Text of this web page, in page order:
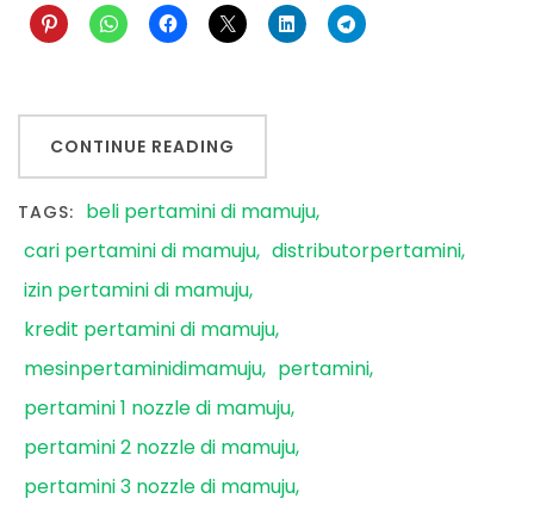
CONTINUE READING
TAGS: beli pertamini di mamuju
cari pertamini di mamuju distributorpertamini
izin pertamini di mamuju
kredit pertamini di mamuju
mesinpertaminidimamuju
pertamini
pertamini 1 nozzle di mamuju
pertamini 2 nozzle di mamuju
pertamini 3 nozzle di mamuju